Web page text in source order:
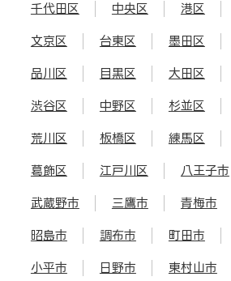
千代田区 中央区 港区
文京区 台東区 墨田区
品川区 目黒区 大田区
渋谷区 中野区 杉並区
荒川区 板橋区 練馬区
葛飾区 江戸川区 八王子市
武蔵野市 三鷹市 青梅市
昭島市 調布市 町田市
小平市 日野市 東村山市